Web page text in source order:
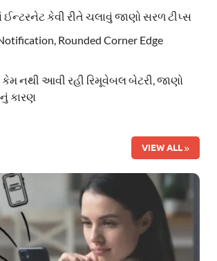
ઈન્ટરનેટ કેવી રીતે ચલાવું જાણો સરળ ટીપ્સ
Rounded Corner Edge
કેમ નથી આવી રહી રિમૂવેબલ બેટરી, જાણો
કારણ
VIEW ALL